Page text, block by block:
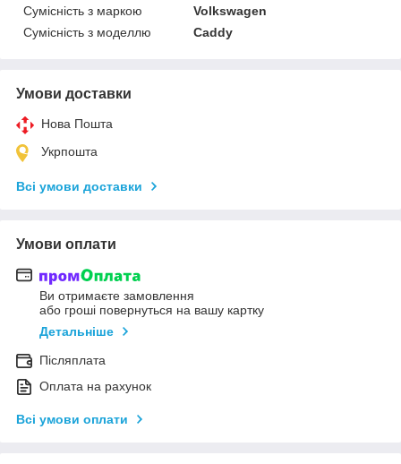
Сумісність з маркою
Volkswagen
Сумісність з моделлю
Caddy
Умови доставки
Нова Пошта
Укрпошта
Всі умови доставки
Умови оплати
Ви отримаєте замовлення
або гроші повернуться на вашу картку
Детальніше
Післяплата
Оплата на рахунок
Всі умови оплати